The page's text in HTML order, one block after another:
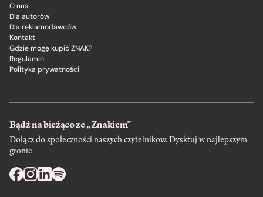
O nas
Dla autorów
Dla reklamodawców
Kontakt
Gdzie mogę kupić ZNAK?
Regulamin
Polityka prywatności
Bądź na bieżąco ze „Znakiem”
Dołącz do społeczności naszych czytelnikow. Dysktuj w najlepszym
gronie